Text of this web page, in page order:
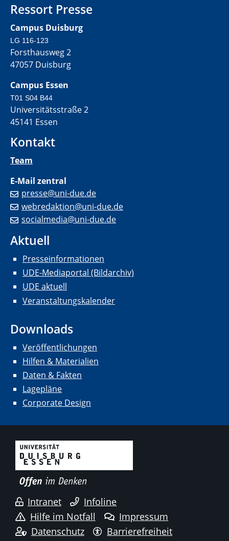
Ressort Presse
Campus Duisburg
LG 116-123
Forsthausweg 2
47057 Duisburg
Campus Essen
T01 S04 B44
Universitätsstraße 2
45141 Essen
Kontakt
Team
E-Mail zentral
presse@uni-due.de
webredaktion@uni-due.de
socialmedia@uni-due.de
Aktuell
Presseinformationen
UDE-Mediaportal (Bildarchiv)
UDE aktuell
Veranstaltungskalender
Downloads
Veröffentlichungen
Hilfen & Materialien
Daten & Fakten
Lagepläne
Corporate Design
Intranet
Infoline
Hilfe im Notfall
Impressum
Datenschutz
Barrierefreiheit